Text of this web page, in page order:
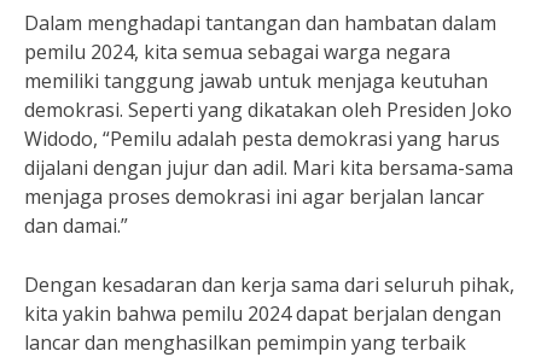
Dalam menghadapi tantangan dan hambatan dalam
pemilu 2024, kita semua sebagai warga negara
memiliki tanggung jawab untuk menjaga keutuhan
demokrasi. Seperti yang dikatakan oleh Presiden Joko
Widodo, “Pemilu adalah pesta demokrasi yang harus
dijalani dengan jujur dan adil. Mari kita bersama-sama
menjaga proses demokrasi ini agar berjalan lancar
dan damai.”
Dengan kesadaran dan kerja sama dari seluruh pihak,
kita yakin bahwa pemilu 2024 dapat berjalan dengan
lancar dan menghasilkan pemimpin yang terbaik